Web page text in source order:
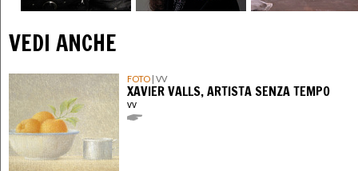
VEDI ANCHE
FOTO | VV
XAVIER VALLS, ARTISTA SENZA TEMPO
vv